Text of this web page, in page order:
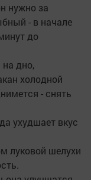
нужно за
- в начале
до
на дно,
холодной
- снять
ухудшает вкус
луковой шелухи